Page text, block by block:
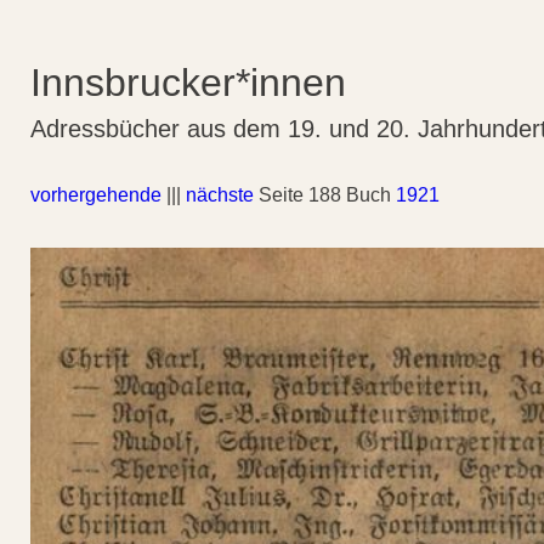
Innsbrucker*innen
Adressbücher aus dem 19. und 20.
vorhergehende nächste Seite 188 Buch 1921